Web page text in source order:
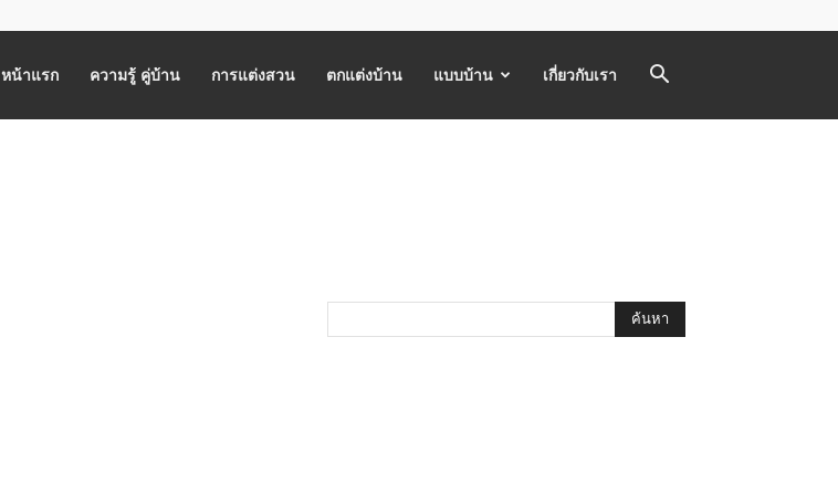
หน้าแรก ความรู้ คู่บ้าน การแต่งสวน ตกแต่งบ้าน แบบบ้าน เกี่ยวกับเรา